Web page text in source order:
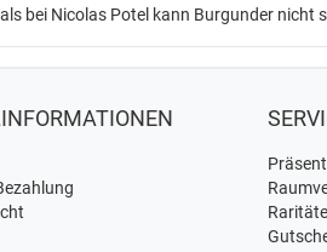
bei Nicolas Potel kann Burgunder nicht